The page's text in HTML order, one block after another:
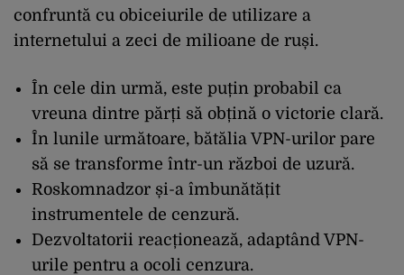
confruntă cu obiceiurile de utilizare a
internetului a zeci de milioane de ruși.
În cele din urmă, este puțin probabil ca
vreuna dintre părți să obțină o victorie clară.
În lunile următoare, bătălia VPN-urilor pare
să se transforme într-un război de uzură.
Roskomnadzor și-a îmbunătățit
instrumentele de cenzură.
Dezvoltatorii reacționează, adaptând VPN-
urile pentru a ocoli cenzura.